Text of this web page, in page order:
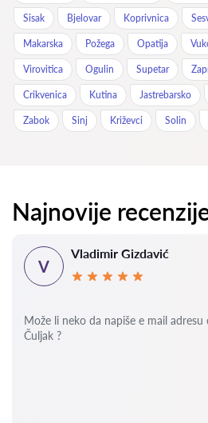
Sisak Bjelovar Koprivnica
Makarska Požega Opatija
Virovitica Ogulin Supetar
Crikvenica Kutina Jastrebarsko
Zabok Sinj Križevci Solin
Najnovije
V
Vladimir Gizdavić
Može li neko da napiše e mail
Čuljak ?